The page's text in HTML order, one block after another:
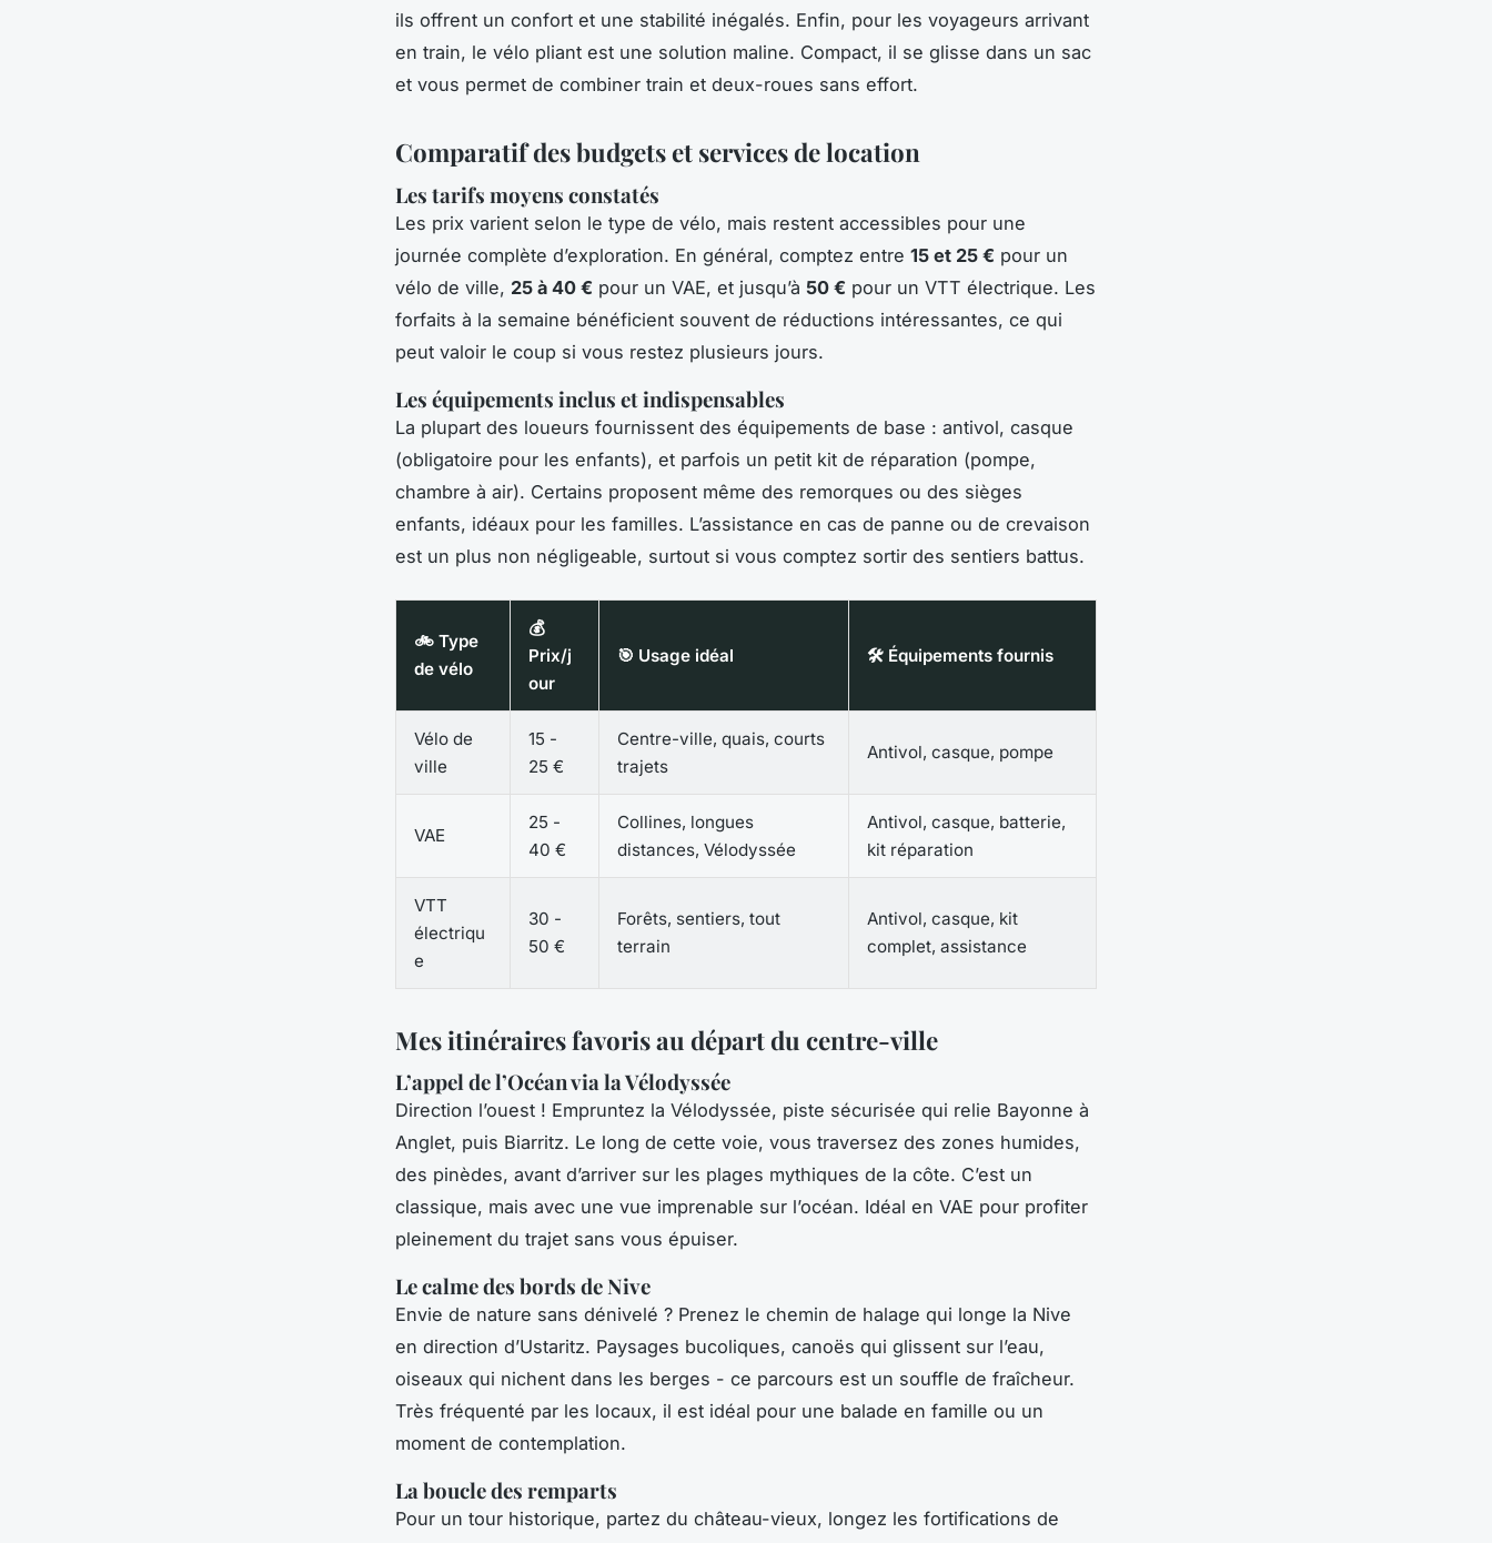
ils offrent un confort et une stabilité inégalés. Enfin, pour les voyageurs arrivant
en train, le vélo pliant est une solution maline. Compact, il se glisse dans un sac
et vous permet de combiner train et deux-roues sans effort.
Comparatif des budgets et services de location
Les tarifs moyens constatés
Les prix varient selon le type de vélo, mais restent accessibles pour une
journée complète d’exploration. En général, comptez entre 15 et 25 € pour un
vélo de ville, 25 à 40 € pour un VAE, et jusqu’à 50 € pour un VTT électrique. Les
forfaits à la semaine bénéficient souvent de réductions intéressantes, ce qui
peut valoir le coup si vous restez plusieurs jours.
Les équipements inclus et indispensables
La plupart des loueurs fournissent des équipements de base : antivol, casque
(obligatoire pour les enfants), et parfois un petit kit de réparation (pompe,
chambre à air). Certains proposent même des remorques ou des sièges
enfants, idéaux pour les familles. L’assistance en cas de panne ou de crevaison
est un plus non négligeable, surtout si vous comptez sortir des sentiers battus.
🚲 Type
de vélo
💰
Prix/j
our
🎯 Usage idéal 🛠️ Équipements fournis
Vélo de
ville
15 -
25 €
Centre-ville, quais, courts
trajets
Antivol, casque, pompe
VAE
25 -
40 €
Collines, longues
distances, Vélodyssée
Antivol, casque, batterie,
kit réparation
VTT
électriqu
e
30 -
50 €
Forêts, sentiers, tout
terrain
Antivol, casque, kit
complet, assistance
Mes itinéraires favoris au départ du centre-ville
L’appel de l’Océan via la Vélodyssée
Direction l’ouest ! Empruntez la Vélodyssée, piste sécurisée qui relie Bayonne à
Anglet, puis Biarritz. Le long de cette voie, vous traversez des zones humides,
des pinèdes, avant d’arriver sur les plages mythiques de la côte. C’est un
classique, mais avec une vue imprenable sur l’océan. Idéal en VAE pour profiter
pleinement du trajet sans vous épuiser.
Le calme des bords de Nive
Envie de nature sans dénivelé ? Prenez le chemin de halage qui longe la Nive
en direction d’Ustaritz. Paysages bucoliques, canoës qui glissent sur l’eau,
oiseaux qui nichent dans les berges - ce parcours est un souffle de fraîcheur.
Très fréquenté par les locaux, il est idéal pour une balade en famille ou un
moment de contemplation.
La boucle des remparts
Pour un tour historique, partez du château-vieux, longez les fortifications de